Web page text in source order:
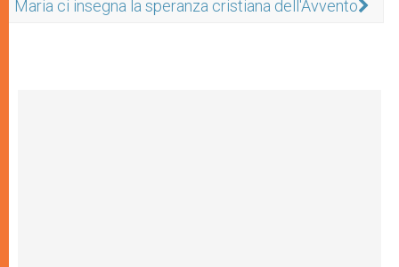
Maria ci insegna la speranza cristiana dell'Avvento